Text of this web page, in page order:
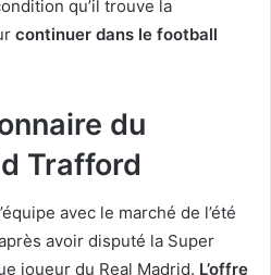
qu’il trouve la
continuer dans le football
du
Trafford
avec le marché de l’été
avoir disputé la Super
joueur du Real Madrid. L’offre